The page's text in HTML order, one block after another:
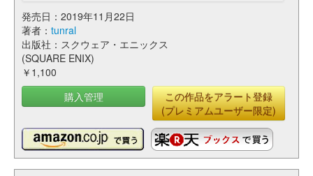
発売日：2019年11月22日
著者： tunral
出版社：スクウェア・エニックス
(SQUARE ENIX)
￥1,100
購入管理
この作品をアラート登録
(プレミアムユーザー限定)